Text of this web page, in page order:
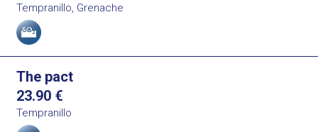
Tempranillo, Grenache
Allergens
The pact
23.90 €
Tempranillo
Allergens